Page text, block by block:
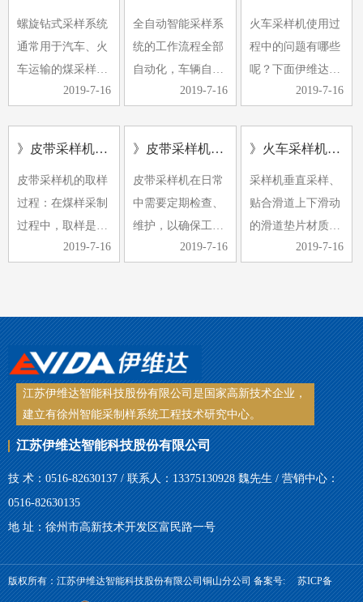
螺旋钻式采样系统
通常用于汽车、火
车运输的煤采样。
螺旋钻采样机具有
一起放置，形成完
整的称重…
2019-7-16
全自动智能采样系
统的工作流程全部
自动化，车辆自动
定位，计算机控制
来，由于煤样要求
的提高和…
2019-7-16
火车采样机使用过
程中的问题有哪些
呢？下面伊维达小
编带大家了解下。
碎机卡住。
2、采…
2019-7-16
》皮带采样机采样过程中煤样的采取是采制化中的重要环节
皮带采样机的取样
过程：在煤样采制
过程中，取样是采
制中的重要环节，
取是关键。手工取
样，常常受到取样
工具、人…
2019-7-16
》皮带采样机日常检查维护
皮带采样机在日常
中需要定期检查、
维护，以确保工作
的顺利进行，同时
么皮带采样机日常
检查维护的工作内
容有哪些…
2019-7-16
》火车采样机使用中有哪些注意事项
采样机垂直采样、
贴合滑道上下滑动
的滑道垫片材质采
用铜板，其耐磨性
力都压在铜板上，
很容易导致滑块脱
落、铜板…
2019-7-16
江苏伊维达智能科技股份有限公司是国家高新技术企业，
建立有徐州智能采制样系统工程技术研究中心。
江苏伊维达智能科技股份有限公司
技 术：0516-82630137 / 联系人：13375130928 魏先生 / 营销中心：
0516-82630135
地 址：徐州市高新技术开发区富民路一号
版权所有：江苏伊维达智能科技股份有限公司铜山分公司 备案号: 苏ICP备